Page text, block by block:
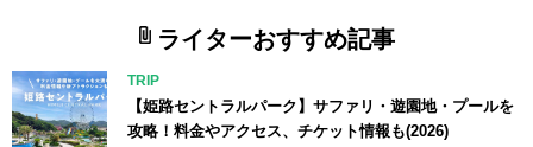
ライターおすすめ記事
TRIP
【姫路セントラルパーク】サファリ・遊園地・プールを
攻略！料金やアクセス、チケット情報も(2026)